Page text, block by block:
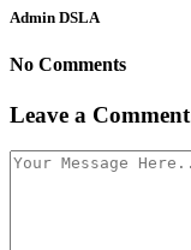
Admin DSLA
No Comments
Leave a Comment